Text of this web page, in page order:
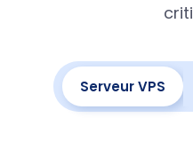
Serveur VPS